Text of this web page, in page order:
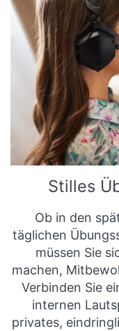
Stilles
Ob in den
täglichen
müssen Sie
machen,
Verbinden Sie
internen
privates,